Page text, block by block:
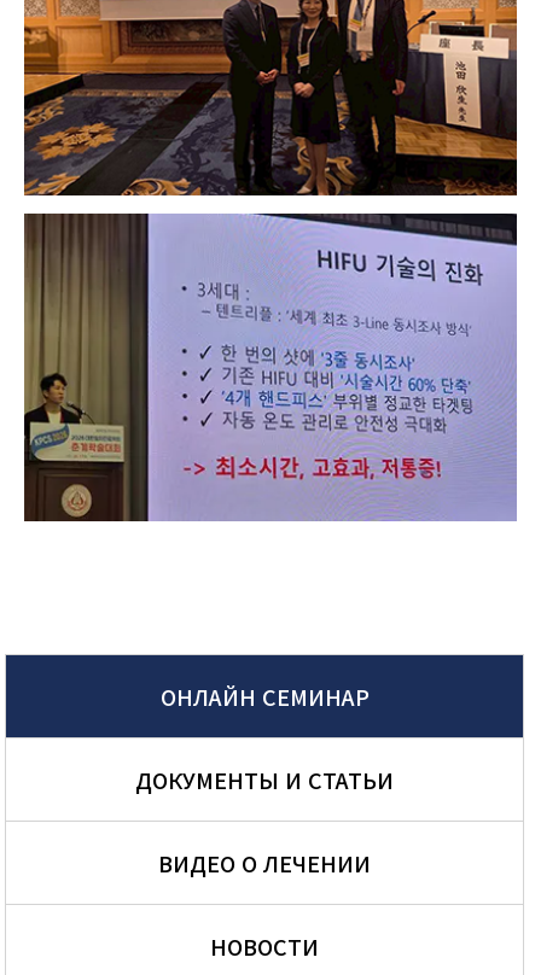
ОНЛАЙН СЕМИНАР
ДОКУМЕНТЫ И СТАТЬИ
ВИДЕО О ЛЕЧЕНИИ
НОВОСТИ